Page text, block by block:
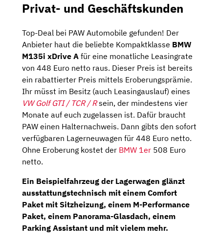
Privat- und Geschäftskunden
Top-Deal bei PAW Automobile gefunden! Der
Anbieter haut die beliebte Kompaktklasse BMW
M135i xDrive A für eine monatliche Leasingrate
von 448 Euro netto raus. Dieser Preis ist bereits
ein rabattierter Preis mittels Eroberungsprämie.
Ihr müsst im Besitz (auch Leasingauslauf) eines
VW Golf GTI / TCR / Rsein, der mindestens vier
Monate auf euch zugelassen ist. Dafür braucht
PAW einen Halternachweis. Dann gibts den sofort
verfügbaren Lagerneuwagen für 448 Euro netto.
Ohne Eroberung kostet der BMW 1er 508 Euro
netto.
Ein Beispielfahrzeug der Lagerwagen glänzt
ausstattungstechnisch mit einem Comfort
Paket mit Sitzheizung, einem M-Performance
Paket, einem Panorama-Glasdach, einem
Parking Assistant und mit vielem mehr.